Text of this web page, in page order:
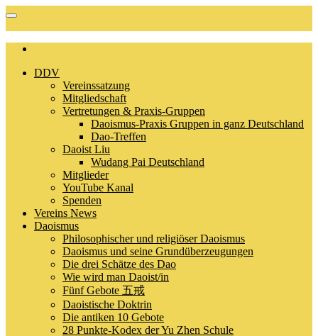
DDV
Vereinssatzung
Mitgliedschaft
Vertretungen & Praxis-Gruppen
Daoismus-Praxis Gruppen in ganz Deutschland
Dao-Treffen
Daoist Liu
Wudang Pai Deutschland
Mitglieder
YouTube Kanal
Spenden
Vereins News
Daoismus
Philosophischer und religiöser Daoismus
Daoismus und seine Grundüberzeugungen
Die drei Schätze des Dao
Wie wird man Daoist/in
Fünf Gebote 五戒
Daoistische Doktrin
Die antiken 10 Gebote
28 Punkte-Kodex der Yu Zhen Schule